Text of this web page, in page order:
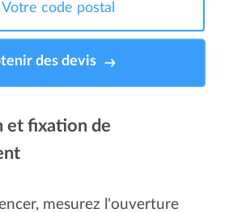
des devis
et fixation de
mesurez l'ouverture